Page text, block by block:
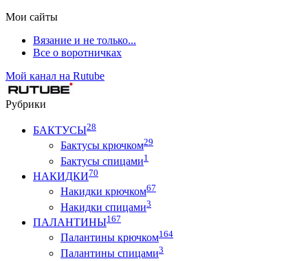
Мои сайты
Вязание и не только...
Все о воротничках
Мой канал на Rutube
Рубрики
БАКТУСЫ28
Бактусы крючком29
Бактусы спицами1
НАКИДКИ70
Накидки крючком67
Накидки спицами3
ПАЛАНТИНЫ167
Палантины крючком164
Палантины спицами3